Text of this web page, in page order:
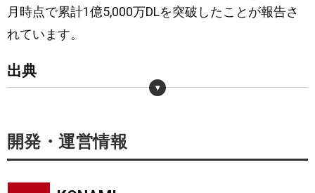
月時点で累計1億5,000万DLを突破したことが報告さ
れています。
出典
・
開発・運営情報